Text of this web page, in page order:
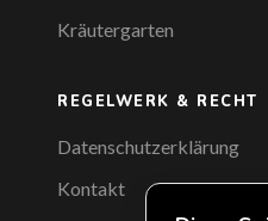
Kräutergarten
REGELWERK & RECHT
Datenschutzerklärung
Kontakt